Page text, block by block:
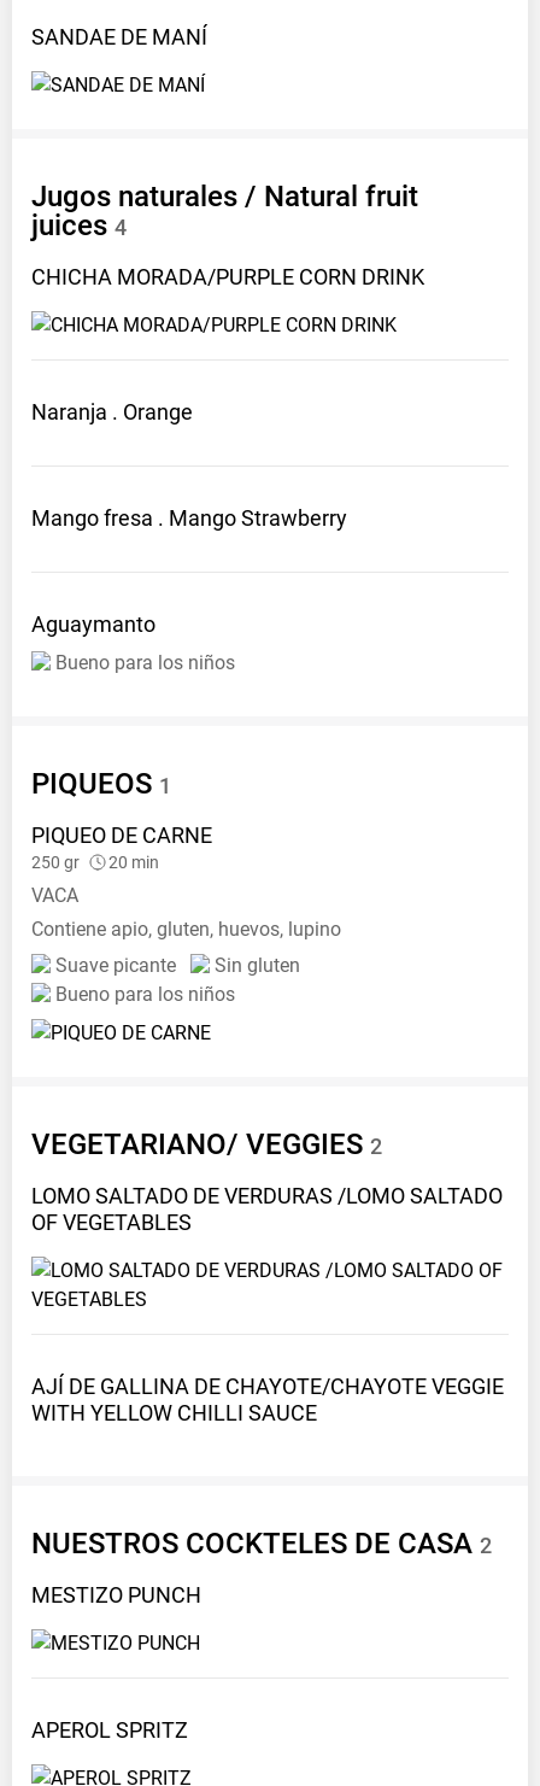
SANDAE DE MANÍ
Jugos naturales / Natural fruit
juices 4
CHICHA MORADA/PURPLE CORN DRINK
Naranja . Orange
Mango fresa . MangoStrawberry
Aguaymanto
Bueno para los niños
PIQUEOS 1
PIQUEO DE CARNE
250 gr 20 min
VACA
Сontiene apio, gluten, huevos, lupino
Suave picante
Sin gluten
Bueno para los niños
VEGETARIANO/ VEGGIES 2
LOMO SALTADO DE VERDURAS /LOMO SALTADO
OFVEGETABLES
AJÍ DE GALLINA DE CHAYOTE/CHAYOTE VEGGIE
WITH YELLOW CHILLI SAUCE
NUESTROS COCKTELES DE CASA 2
MESTIZO PUNCH
APEROLSPRITZ